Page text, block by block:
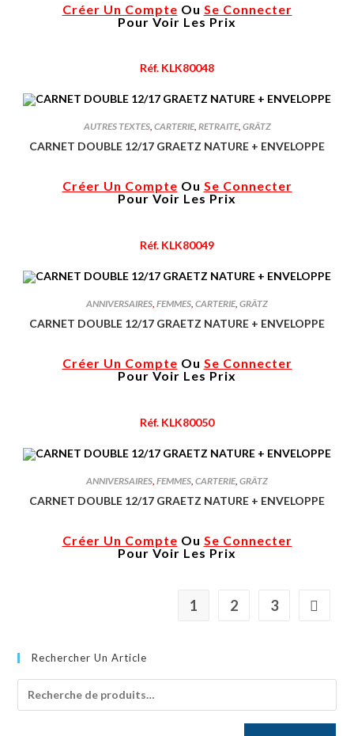
Créer Un Compte Ou Se Connecter
Pour Voir Les Prix
Réf. KLK80048
AUTRES TEXTES, CARTERIE, RETRAITE, GRÄTZ
CARNET DOUBLE 12/17 GRAETZ NATURE + ENVELOPPE
Créer Un Compte Ou Se Connecter
Pour Voir Les Prix
Réf. KLK80049
ANNIVERSAIRES, FEMMES, CARTERIE, GRÄTZ
CARNET DOUBLE 12/17 GRAETZ NATURE + ENVELOPPE
Créer Un Compte Ou Se Connecter
Pour Voir Les Prix
Réf. KLK80050
ANNIVERSAIRES, FEMMES, CARTERIE, GRÄTZ
CARNET DOUBLE 12/17 GRAETZ NATURE + ENVELOPPE
Créer Un Compte Ou Se Connecter
Pour Voir Les Prix
1 2 3
Rechercher Un Article